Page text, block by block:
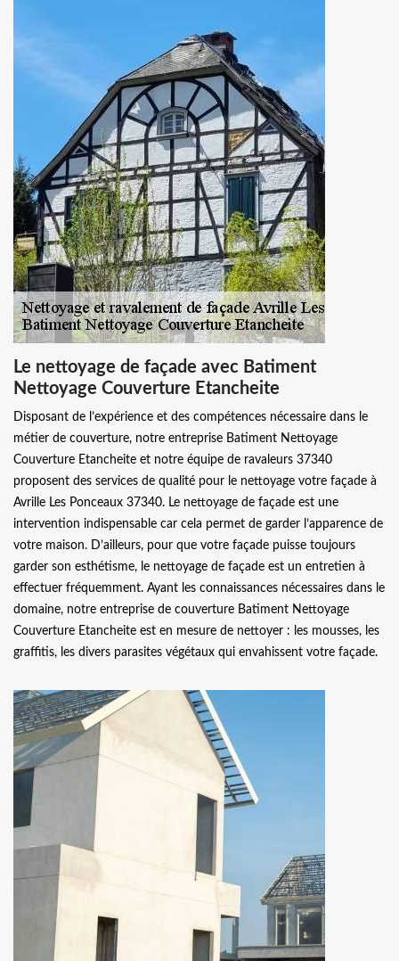
Le nettoyage de façade avec Batiment
Nettoyage Couverture Etancheite
Disposant de l’expérience et des compétences nécessaire dans le
métier de couverture, notre entreprise Batiment Nettoyage
Couverture Etancheite et notre équipe de ravaleurs 37340
proposent des services de qualité pour le nettoyage votre façade à
Avrille Les Ponceaux 37340. Le nettoyage de façade est une
intervention indispensable car cela permet de garder l’apparence de
votre maison. D’ailleurs, pour que votre façade puisse toujours
garder son esthétisme, le nettoyage de façade est un entretien à
effectuer fréquemment. Ayant les connaissances nécessaires dans le
domaine, notre entreprise de couverture Batiment Nettoyage
Couverture Etancheite est en mesure de nettoyer : les mousses, les
graffitis, les divers parasites végétaux qui envahissent votre façade.